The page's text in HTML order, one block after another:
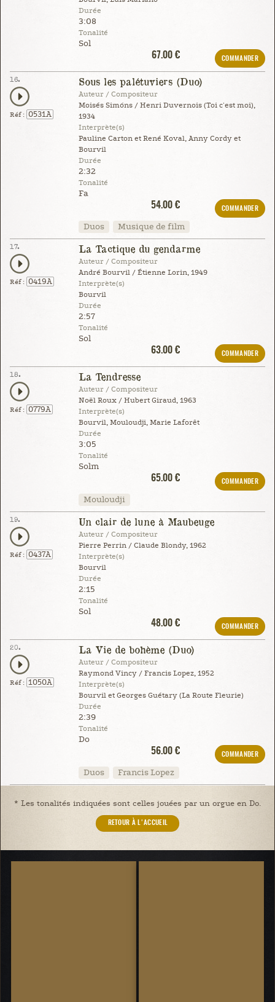
Durée
3:08
Tonalité
Sol
67.00 €
COMMANDER
16.
Réf : 0531A
Sous les palétuviers (Duo)
Auteur / Compositeur
Moisés Simóns / Henri Duvernois (Toi c'est moi),
1934
Interprète(s)
Pauline Carton et René Koval, Anny Cordy et
Bourvil
Durée
2:32
Tonalité
Fa
54.00 €
COMMANDER
Duos Musique de film
17.
Réf : 0419A
La Tactique du gendarme
Auteur / Compositeur
André Bourvil / Étienne Lorin, 1949
Interprète(s)
Bourvil
Durée
2:57
Tonalité
Sol
63.00 €
COMMANDER
18.
Réf : 0779A
La Tendresse
Auteur / Compositeur
Noël Roux / Hubert Giraud, 1963
Interprète(s)
Bourvil, Mouloudji, Marie Laforêt
Durée
3:05
Tonalité
Solm
65.00 €
COMMANDER
Mouloudji
19.
Réf : 0437A
Un clair de lune à Maubeuge
Auteur / Compositeur
Pierre Perrin / Claude Blondy, 1962
Interprète(s)
Bourvil
Durée
2:15
Tonalité
Sol
48.00 €
COMMANDER
20.
Réf : 1050A
La Vie de bohème (Duo)
Auteur / Compositeur
Raymond Vincy / Francis Lopez, 1952
Interprète(s)
Bourvil et Georges Guétary (La Route Fleurie)
Durée
2:39
Tonalité
Do
56.00 €
COMMANDER
Duos Francis Lopez
* Les tonalités indiquées sont celles jouées par un orgue en Do.
RETOUR À L'ACCUEIL